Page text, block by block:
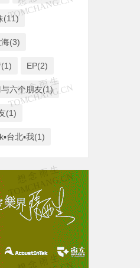
(11)
海(3)
EP(2)
六个朋友(1)
(1)
台北▪我(1)